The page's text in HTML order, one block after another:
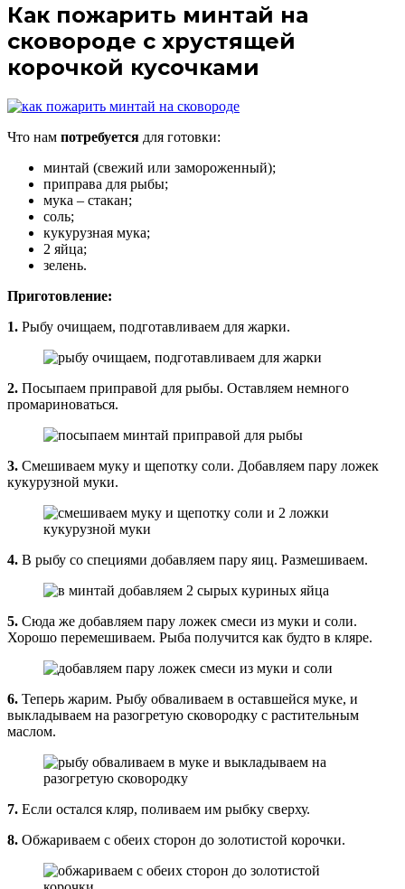
Как пожарить минтай на
сковороде с хрустящей
корочкой кусочками
Что нам потребуется для готовки:
минтай (свежий или замороженный);
приправа для рыбы;
мука – стакан;
соль;
кукурузная мука;
2 яйца;
зелень.
Приготовление:
1. Рыбу очищаем, подготавливаем для жарки.
2. Посыпаем приправой для рыбы. Оставляем немного
промариноваться.
3. Смешиваем муку и щепотку соли. Добавляем пару ложек
кукурузной муки.
4. В рыбу со специями добавляем пару яиц. Размешиваем.
5. Сюда же добавляем пару ложек смеси из муки и соли.
Хорошо перемешиваем. Рыба получится как будто в кляре.
6. Теперь жарим. Рыбу обваливаем в оставшейся муке, и
выкладываем на разогретую сковородку с растительным
маслом.
7. Если остался кляр, поливаем им рыбку сверху.
8. Обжариваем с обеих сторон до золотистой корочки.